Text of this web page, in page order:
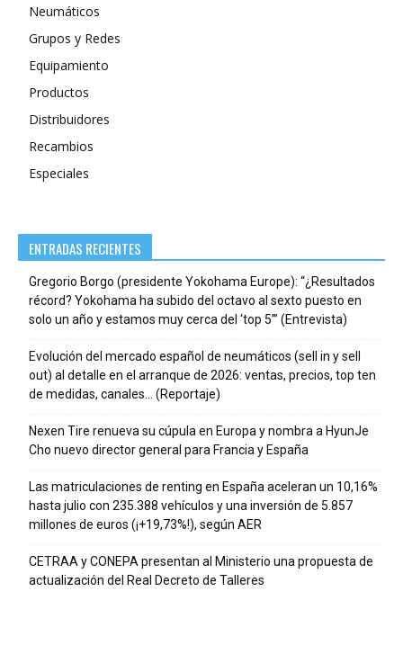
Neumáticos
Grupos y Redes
Equipamiento
Productos
Distribuidores
Recambios
Especiales
ENTRADAS RECIENTES
Gregorio Borgo (presidente Yokohama Europe): “¿Resultados
récord? Yokohama ha subido del octavo al sexto puesto en
solo un año y estamos muy cerca del ‘top 5’” (Entrevista)
Evolución del mercado español de neumáticos (sell in y sell
out) al detalle en el arranque de 2026: ventas, precios, top ten
de medidas, canales… (Reportaje)
Nexen Tire renueva su cúpula en Europa y nombra a HyunJe
Cho nuevo director general para Francia y España
Las matriculaciones de renting en España aceleran un 10,16%
hasta julio con 235.388 vehículos y una inversión de 5.857
millones de euros (¡+19,73%!), según AER
CETRAA y CONEPA presentan al Ministerio una propuesta de
actualización del Real Decreto de Talleres